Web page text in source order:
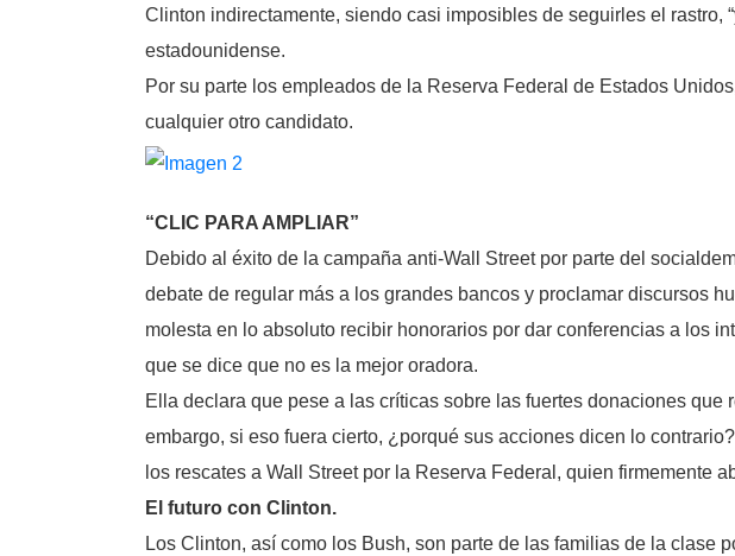
Clinton indirectamente, siendo casi imposibles de seguirles el
estadounidense.
Por su parte los empleados de la Reserva Federal de Estados
cualquier otro candidato.
“CLIC PARA AMPLIAR”
Debido al éxito de la campaña anti-Wall Street por parte del
debate de regular más a los grandes bancos y proclamar discursos
molesta en lo absoluto recibir honorarios por dar conferencias a los
que se dice que no es la mejor oradora.
Ella declara que pese a las críticas sobre las fuertes donaciones
embargo, si eso fuera cierto, ¿porqué sus acciones dicen lo
los rescates a Wall Street por la Reserva Federal, quien firmemente
El futuro con Clinton.
Los Clinton, así como los Bush, son parte de las familias de la